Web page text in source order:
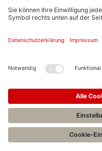
Entwickelt durchJobiqo